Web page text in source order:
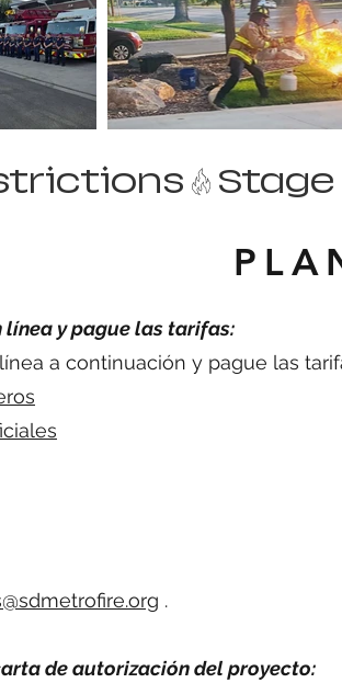
línea y pague las tarifas:
a continuación y pague las
.
de autorización del proyecto: